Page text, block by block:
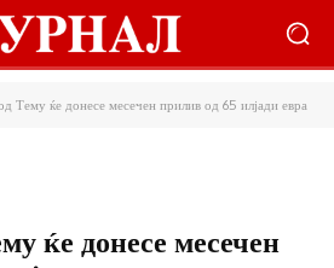
Тему ќе донесе месечен прилив од 65 илјади евра
ќе донесе месечен